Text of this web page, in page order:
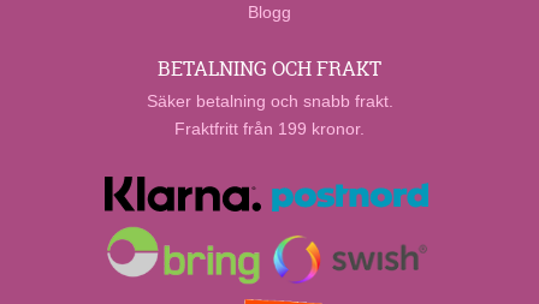
Blogg
BETALNING OCH FRAKT
Säker betalning och snabb frakt.
Fraktfritt från 199 kronor.